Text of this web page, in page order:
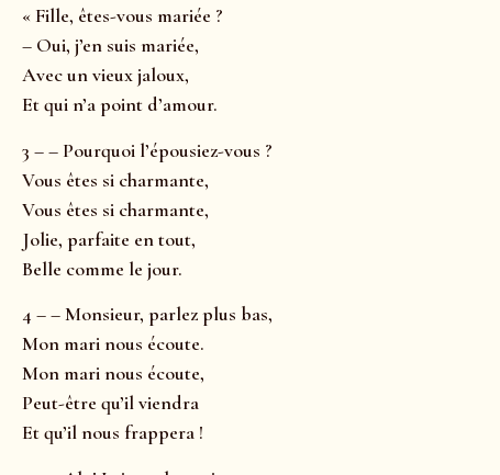
« Fille, êtes-vous mariée ?
– Oui, j’en suis mariée,
Avec un vieux jaloux,
Et qui n’a point d’amour.
3 – – Pourquoi l’épousiez-vous ?
Vous êtes si charmante,
Vous êtes si charmante,
Jolie, parfaite en tout,
Belle comme le jour.
4 – – Monsieur, parlez plus bas,
Mon mari nous écoute.
Mon mari nous écoute,
Peut-être qu’il viendra
Et qu’il nous frappera !